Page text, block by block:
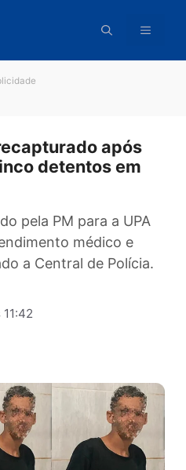
recapturado após
detentos em
pela PM para a UPA
médico e
a Central de
11:42